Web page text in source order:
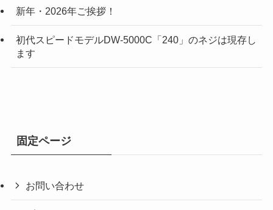
新年・2026年ご挨拶！
初代スピードモデルDW-5000C「240」のネジは現存し
ます
固定ページ
お問い合わせ